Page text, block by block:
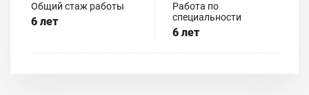
Общий стаж работы
6 лет
Работа по
специальности
6 лет